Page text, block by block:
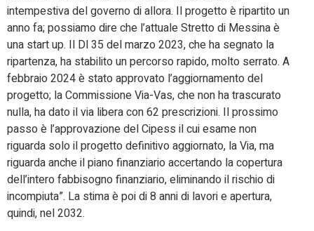
intempestiva del governo di allora. Il progetto è ripartito un
anno fa; possiamo dire che l’attuale Stretto di Messina è
una start up. Il Dl 35 del marzo 2023, che ha segnato la
ripartenza, ha stabilito un percorso rapido, molto serrato. A
febbraio 2024 è stato approvato l’aggiornamento del
progetto; la Commissione Via-Vas, che non ha trascurato
nulla, ha dato il via libera con 62 prescrizioni. Il prossimo
passo è l’approvazione del Cipess il cui esame non
riguarda solo il progetto definitivo aggiornato, la Via, ma
riguarda anche il piano finanziario accertando la copertura
dell’intero fabbisogno finanziario, eliminando il rischio di
incompiuta”. La stima è poi di 8 anni di lavori e apertura,
quindi, nel 2032.